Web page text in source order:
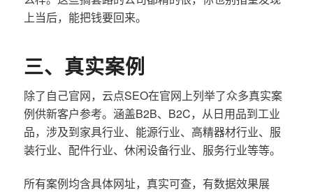
上当后，能把钱要回来。
三、真实案例
除了自己官网，云点SEO在官网上列举了众多真实案
例供新客户参考。涵盖B2B、B2C，从日用品到工业
品，涉及到家具行业、能源行业、高精器材行业、服
装行业、配件行业、休闲设备行业、服务行业等等。
所有案例均含具体网址，真实可查，有数据效果展